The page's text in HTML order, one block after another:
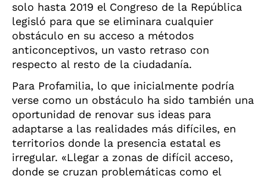
solo hasta 2019 el Congreso de la República
legisló para que se eliminara cualquier
obstáculo en su acceso a métodos
anticonceptivos, un vasto retraso con
respecto al resto de la ciudadanía.
Para Profamilia, lo que inicialmente podría
verse como un obstáculo ha sido también una
oportunidad de renovar sus ideas para
adaptarse a las realidades más difíciles, en
territorios donde la presencia estatal es
irregular. «Llegar a zonas de difícil acceso,
donde se cruzan problemáticas como el